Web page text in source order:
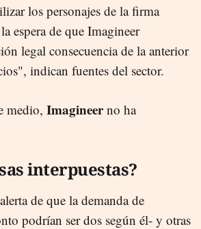
los personajes de la firma
espera de que Imagineer
legal consecuencia de la anterior
indican fuentes del sector.
medio, Imagineerno ha
interpuestas?
de que la demanda de
podrían ser dos según él- y otras